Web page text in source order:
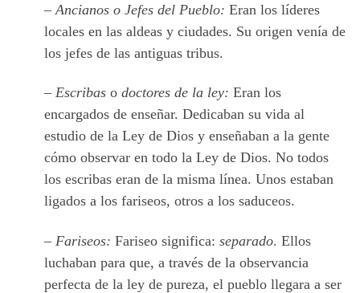
– Ancianos o Jefes del Pueblo: Eran los líderes
locales en las aldeas y ciudades. Su origen venía de
los jefes de las antiguas tribus.
– Escribas o doctores de la ley: Eran los
encargados de enseñar. Dedicaban su vida al
estudio de la Ley de Dios y enseñaban a la gente
cómo observar en todo la Ley de Dios. No todos
los escribas eran de la misma línea. Unos estaban
ligados a los fariseos, otros a los saduceos.
– Fariseos: Fariseo significa: separado. Ellos
luchaban para que, a través de la observancia
perfecta de la ley de pureza, el pueblo llegara a ser